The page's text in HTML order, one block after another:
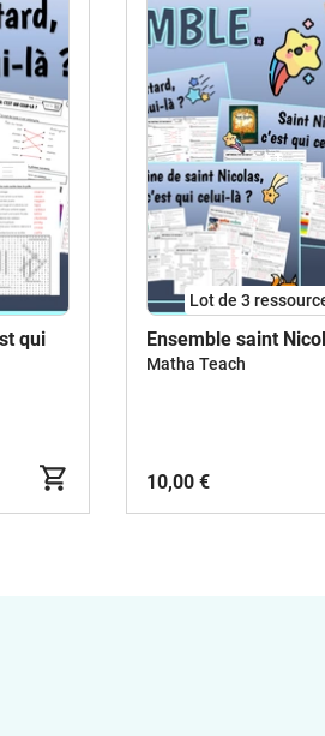
qui
Lot de 3
Ensemble saint
Matha Teach
10,00 €